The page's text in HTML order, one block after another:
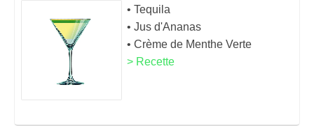
• Tequila
• Jus d'Ananas
• Crème de Menthe Verte
> Recette